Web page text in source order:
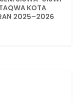
KOTA
2025–2026